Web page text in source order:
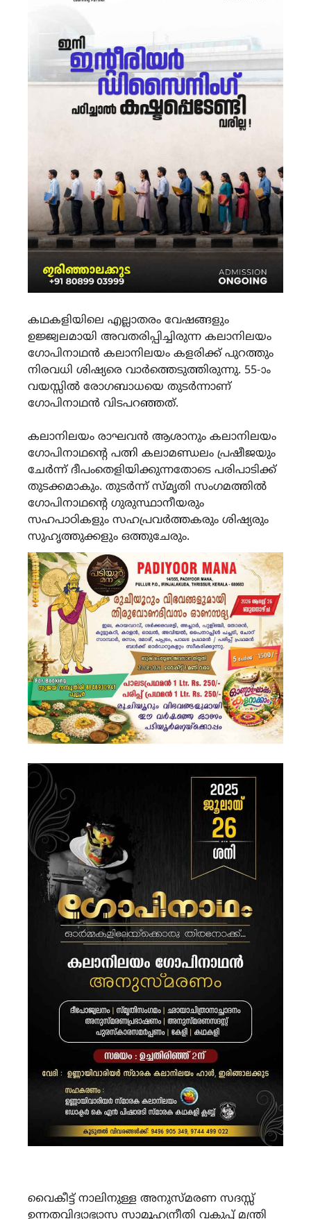
കഥകളിയിലെ എല്ലാതരം വേഷങ്ങളും
ഉജ്ജ്വലമായി അവതരിപ്പിച്ചിരുന്ന കലാനിലയം
ഗോപിനാഥൻ കലാനിലയം കളരിക്ക് പുറത്തും
നിരവധി ശിഷ്യരെ വാർത്തെടുത്തിരുന്നു. 55-ാം
വയസ്സിൽ രോഗബാധയെ തുടർന്നാണ്
ഗോപിനാഥൻ വിടപറഞ്ഞത്.
കലാനിലയം രാഘവൻ ആശാനും കലാനിലയം
ഗോപിനാഥന്റെ പത്നി കലാമണ്ഡലം പ്രഷീജയും
ചേർന്ന് ദീപംതെളിയിക്കുന്നതോടെ പരിപാടിക്ക്
തുടക്കമാകും. തുടർന്ന് സ്മൃതി സംഗമത്തിൽ
ഗോപിനാഥന്റെ ഗുരുസ്ഥാനീയരും
സഹപാഠികളും സഹപ്രവർത്തകരും ശിഷ്യരും
സുഹൃത്തുക്കളും ഒത്തുചേരും.
വൈകീട്ട് നാലിനുള്ള അനുസ്മരണ സദസ്സ്
ഉന്നതവിദ്യാഭ്യാസ സാമൂഹ്യനീതി വകുപ്പ് മന്ത്രി